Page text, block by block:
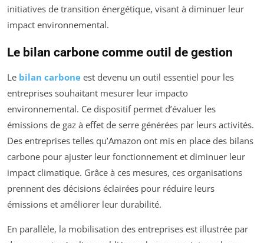
initiatives de transition énergétique, visant à diminuer leur
impact environnemental.
Le bilan carbone comme outil de gestion
Le bilan carbone est devenu un outil essentiel pour les
entreprises souhaitant mesurer leur impacto
environnemental. Ce dispositif permet d’évaluer les
émissions de gaz à effet de serre générées par leurs activités.
Des entreprises telles qu’Amazon ont mis en place des bilans
carbone pour ajuster leur fonctionnement et diminuer leur
impact climatique. Grâce à ces mesures, ces organisations
prennent des décisions éclairées pour réduire leurs
émissions et améliorer leur durabilité.
En parallèle, la mobilisation des entreprises est illustrée par